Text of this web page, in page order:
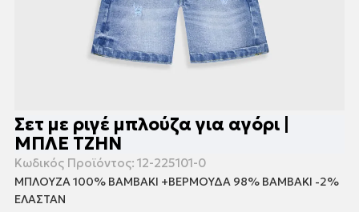
Σετ με ριγέ μπλούζα για αγόρι |
ΜΠΛΕ ΤΖΗΝ
Κωδικός Προϊόντος: 12-225101-0
ΜΠΛΟΥΖΑ 100% ΒΑΜΒΑΚΙ +ΒΕΡΜΟΥΔΑ 98% ΒΑΜΒΑΚΙ -2%
ΕΛΑΣΤΑΝ